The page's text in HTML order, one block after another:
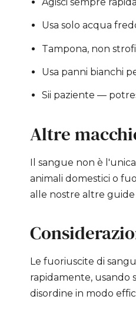
Usa solo acqua
Tampona, non
Usa panni bianchi
Sii paziente —
Altre
Il sangue non è
animali domestici o
alle nostre altre
Le fuoriuscite di
rapidamente, usando
disordine in modo